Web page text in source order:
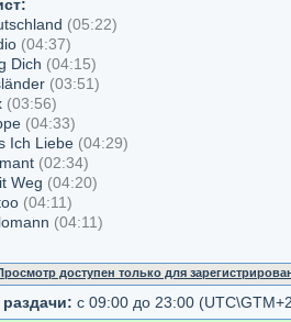
(05:22)
(04:37)
Dich (04:15)
(03:51)
(03:56)
(04:33)
Ich Liebe (04:29)
(02:34)
Weg (04:20)
(04:11)
(04:11)
доступен только для
с 09:00 до 23:00